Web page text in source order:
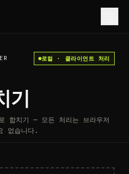
로컬 · 클라이언트 처리
기
합치기 — 모든 처리는 브라우저
없습니다.